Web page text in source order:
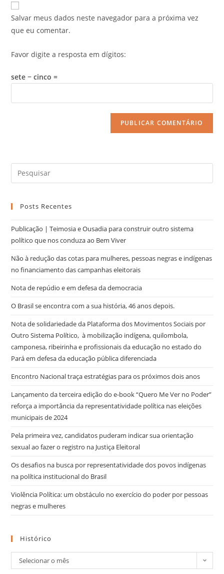
Salvar meus dados neste navegador para a próxima vez
que eu comentar.
Favor digite a resposta em dígitos:
sete − cinco =
Posts Recentes
Publicação | Teimosia e Ousadia para construir outro sistema
político que nos conduza ao Bem Viver
Não à redução das cotas para mulheres, pessoas negras e indígenas
no financiamento das campanhas eleitorais
Nota de repúdio e em defesa da democracia
O Brasil se encontra com a sua história, 46 anos depois.
Nota de solidariedade da Plataforma dos Movimentos Sociais por
Outro Sistema Político, à mobilização indígena, quilombola,
camponesa, ribeirinha e profissionais da educação no estado do
Pará em defesa da educação pública diferenciada
Encontro Nacional traça estratégias para os próximos dois anos
Lançamento da terceira edição do e-book “Quero Me Ver no Poder”
reforça a importância da representatividade política nas eleições
municipais de 2024
Pela primeira vez, candidatos puderam indicar sua orientação
sexual ao fazer o registro na Justiça Eleitoral
Os desafios na busca por representatividade dos povos indígenas
na política institucional do Brasil
Violência Política: um obstáculo no exercício do poder por pessoas
negras e mulheres
Histórico
Selecionar o mês